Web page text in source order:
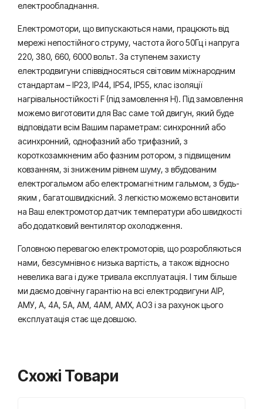
електрообладнання.
Електромотори, що випускаються нами, працюють від
мережі непостійного струму, частота його 50Гц і напруга
220, 380, 660, 6000 вольт. За ступенем захисту
електродвигуни співвідносяться світовим міжнародним
стандартам – IP23, IP44, IP54, IP55, клас ізоляції
нагрівальностійкості F (під замовлення Н). Під замовлення
можемо виготовити для Вас саме той двигун, який буде
відповідати всім Вашим параметрам: синхронний або
асинхронний, однофазний або трифазний, з
короткозамкненим або фазним ротором, з підвищеним
ковзанням, зі зниженим рівнем шуму, з вбудованим
електрогальмом або електромагнітним гальмом, з будь-
яким , багатошвидкісний. З легкістю можемо встановити
на Ваш електромотор датчик температури або швидкості
або додатковий вентилятор охолодження.
Головною перевагою електромоторів, що розробляються
нами, безсумнівно є низька вартість, а також відносно
невелика вага і дуже тривала експлуатація. І тим більше
ми даємо довічну гарантію на всі електродвигуни АІР,
АМУ, А, 4А, 5А, АМ, 4АМ, АМХ, АО3 і за рахунок цього
експлуатація стає ще довшою.
Схожі Товари